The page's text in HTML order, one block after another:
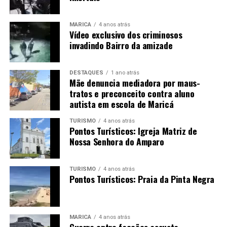
permanência e a participação no ambiente escolar.
Com a Lei Municipal nº 3.772/2026
passa a contar com uma regra específica para tratar
dessas situações, estabelecendo critérios para a
solicitação da dispensa e garantindo que o estudante não
seja prejudicado pedagogicamente por sua necessidade
de adaptação.
Maricá Web TV — informação, cidadania e jornalismo
local.
Acompanhe a Maricá Web TV
Facebook e fique por dentro das principais notícias de
Maricá, da Região Metropolitana e do Estado do Rio de
MARICÁ 4 anos atrás
Vídeo exclusivo dos criminosos
invadindo Bairro da amizade
DESTAQUES 1 ano atrás
Mãe denuncia mediadora por maus-
tratos e preconceito contra aluno
autista em escola de Maricá
TURISMO 4 anos atrás
Pontos Turísticos: Igreja Matriz de
Nossa Senhora do Amparo
TURISMO 4 anos atrás
Pontos Turísticos: Praia da Pinta Negra
MARICÁ 4 anos atrás